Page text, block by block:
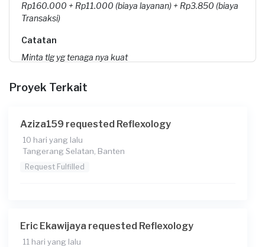
Rp160.000 + Rp11.000 (biaya layanan) + Rp3.850 (biaya
Transaksi)
Catatan
Minta tlg yg tenaga nya kuat
Proyek Terkait
Aziza159 requested Reflexology
10 hari yang lalu
Tangerang Selatan, Banten
Request Fulfilled
Eric Ekawijaya requested Reflexology
11 hari yang lalu